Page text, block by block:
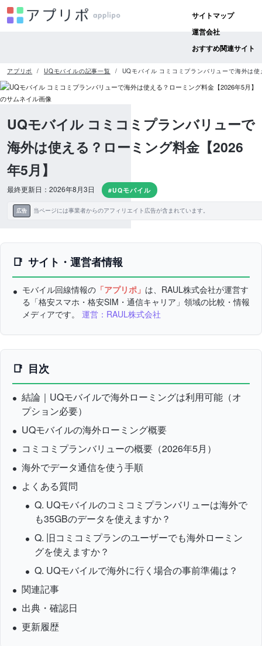
サイトマップ
運営会社
おすすめ関連サイト
アプリポ UQモバイルの記事一覧 UQモバイル コミコミプランバリューで海外は
UQモバイル コミコミプランバリューで
海外は使える？ローミング料金【2026
年5月】
最終更新日：2026年8月3日 #UQモバイル
広告 当ページには事業者からのアフィリエイト広告が含まれています。
サイト・運営者情報
モバイル回線情報の 「アプリポ」 は、RAUL株式会社が運営す
る「格安スマホ・格安SIM・通信キャリア」領域の比較・情報
メディアです。 運営：RAUL株式会社
目次
結論｜UQモバイルで海外ローミングは利用可能（オ
プション必要）
UQモバイルの海外ローミング概要
コミコミプランバリューの概要（2026年5月）
海外でデータ通信を使う手順
よくある質問
Q. UQモバイルのコミコミプランバリューは海外で
も35GBのデータを使えますか？
Q. 旧コミコミプランのユーザーでも海外ローミン
グを使えますか？
Q. UQモバイルで海外に行く場合の事前準備は？
関連記事
出典・確認日
更新履歴